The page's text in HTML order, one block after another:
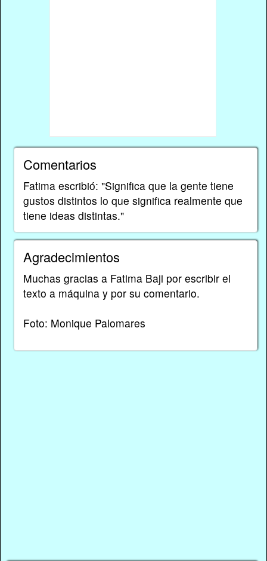
Comentarios
Fatima escribió: "Significa que la gente tiene
gustos distintos lo que significa realmente que
tiene ideas distintas."
Agradecimientos
Muchas gracias a Fatima Baji por escribir el
texto a máquina y por su comentario.
Foto: Monique Palomares